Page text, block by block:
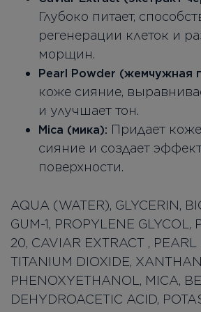
Глубоко питает,
регенерации клеток и
морщин.
Pearl Powder (жемчужная
коже сияние,
и улучшает тон.
Mica (мика): Придает
сияние и создает
поверхности.
AQUA (WATER), GLYCERIN,
GUM-1, PROPYLENE GLYCOL,
20, CAVIAR EXTRACT , PEARL
TITANIUM DIOXIDE,
PHENOXYETHANOL, MICA,
DEHYDROACETIC ACID,